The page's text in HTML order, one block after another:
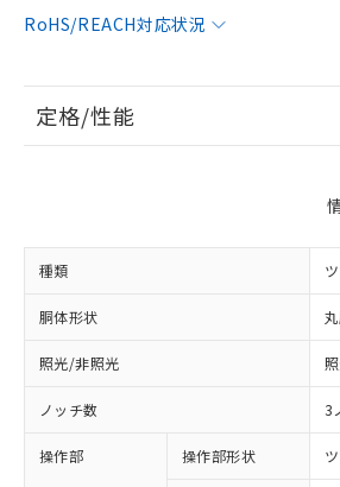
RoHS/REACH対応状況
定格/性能
種類
胴体形状
照光/非照光
ノッチ数 3
操作部 操作部形状